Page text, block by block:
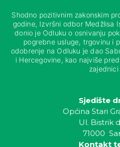
Shodno pozitivnim zakonskim
godine, Izvršni odbor Medžlisa
donio je Odluku o osnivanju
pogrebne usluge, trgovinu i
odobrenje na Odluku je dao
i Hercegovine, kao najviše
zajednici
Sjedište
Općina Stari
Ul. Bistrik
71000
Kontakt